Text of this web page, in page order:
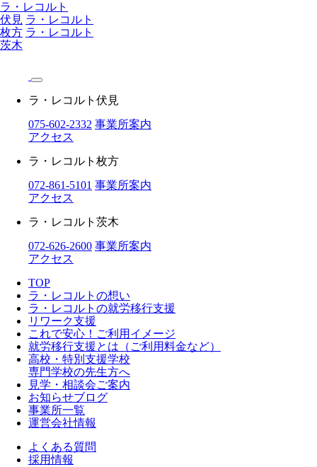
ラ・レコルト
伏見 ラ・レコルト
枚方 ラ・レコルト
茨木
ラ・レコルト伏見
075-602-2332 事業所案内
アクセス
ラ・レコルト枚方
072-861-5101 事業所案内
アクセス
ラ・レコルト茨木
072-626-2600 事業所案内
アクセス
TOP
ラ・レコルトの想い
ラ・レコルトの就労移行支援
リワーク支援
これで安心！ご利用イメージ
就労移行支援とは（ご利用料金など）
高校・特別支援学校
専門学校の先生方へ
見学・相談会ご案内
お知らせブログ
事業所一覧
運営会社情報
よくある質問
採用情報